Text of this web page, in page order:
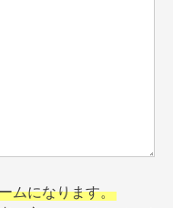
ムになります。